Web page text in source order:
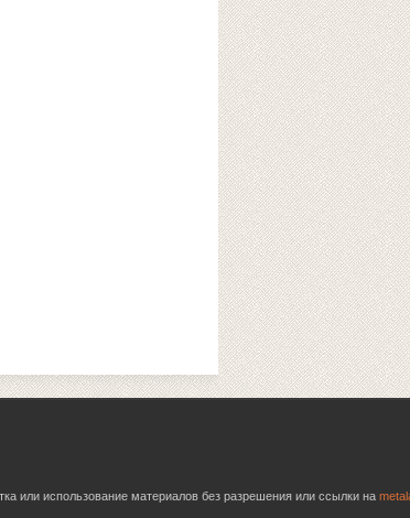
или использование материалов без разрешения или ссылки на